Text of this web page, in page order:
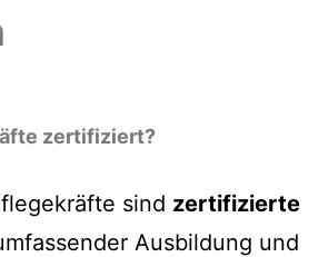
zertifiziert?
sind zertifizierte
Ausbildung und